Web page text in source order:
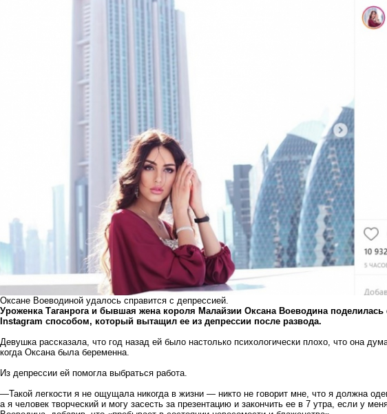
Оксане Воеводиной удалось справится с депрессией.
Уроженка Таганрога и бывшая жена короля Малайзии Оксана Воеводина
Instagram способом, который вытащил ее из депрессии после развода.
Девушка рассказала, что год назад ей было настолько психологически плохо, что она
когда Оксана была беременна.
Из депрессии ей помогла выбраться работа.
—Такой легкости я не ощущала никогда в жизни — никто не говорит мне, что я должна
а я человек творческий и могу засесть за презентацию и закончить ее в 7 утра, если у